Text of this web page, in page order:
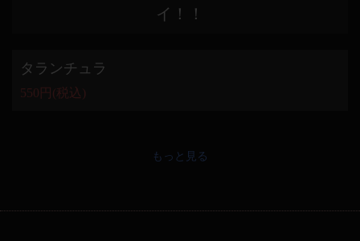
イ！！
タランチュラ
550円 (税込)
もっと見る